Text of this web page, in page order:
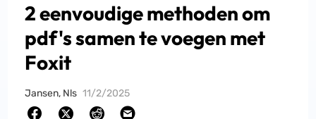
2 eenvoudige methoden om
pdf's samen te voegen met
Foxit
Jansen, Nls 11/2/2025